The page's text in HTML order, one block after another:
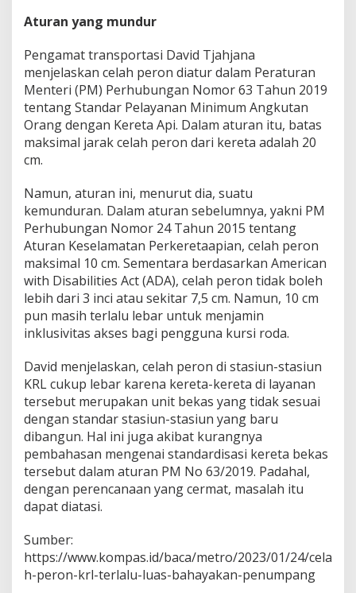
Aturan yang mundur
Pengamat transportasi David Tjahjana
menjelaskan celah peron diatur dalam Peraturan
Menteri (PM) Perhubungan Nomor 63 Tahun 2019
tentang Standar Pelayanan Minimum Angkutan
Orang dengan Kereta Api. Dalam aturan itu, batas
maksimal jarak celah peron dari kereta adalah 20
cm.
Namun, aturan ini, menurut dia, suatu
kemunduran. Dalam aturan sebelumnya, yakni PM
Perhubungan Nomor 24 Tahun 2015 tentang
Aturan Keselamatan Perkeretaapian, celah peron
maksimal 10 cm. Sementara berdasarkan American
with Disabilities Act (ADA), celah peron tidak boleh
lebih dari 3 inci atau sekitar 7,5 cm. Namun, 10 cm
pun masih terlalu lebar untuk menjamin
inklusivitas akses bagi pengguna kursi roda.
David menjelaskan, celah peron di stasiun-stasiun
KRL cukup lebar karena kereta-kereta di layanan
tersebut merupakan unit bekas yang tidak sesuai
dengan standar stasiun-stasiun yang baru
dibangun. Hal ini juga akibat kurangnya
pembahasan mengenai standardisasi kereta bekas
tersebut dalam aturan PM No 63/2019. Padahal,
dengan perencanaan yang cermat, masalah itu
dapat diatasi.
Sumber:
https://www.kompas.id/baca/metro/2023/01/24/cela
h-peron-krl-terlalu-luas-bahayakan-penumpang